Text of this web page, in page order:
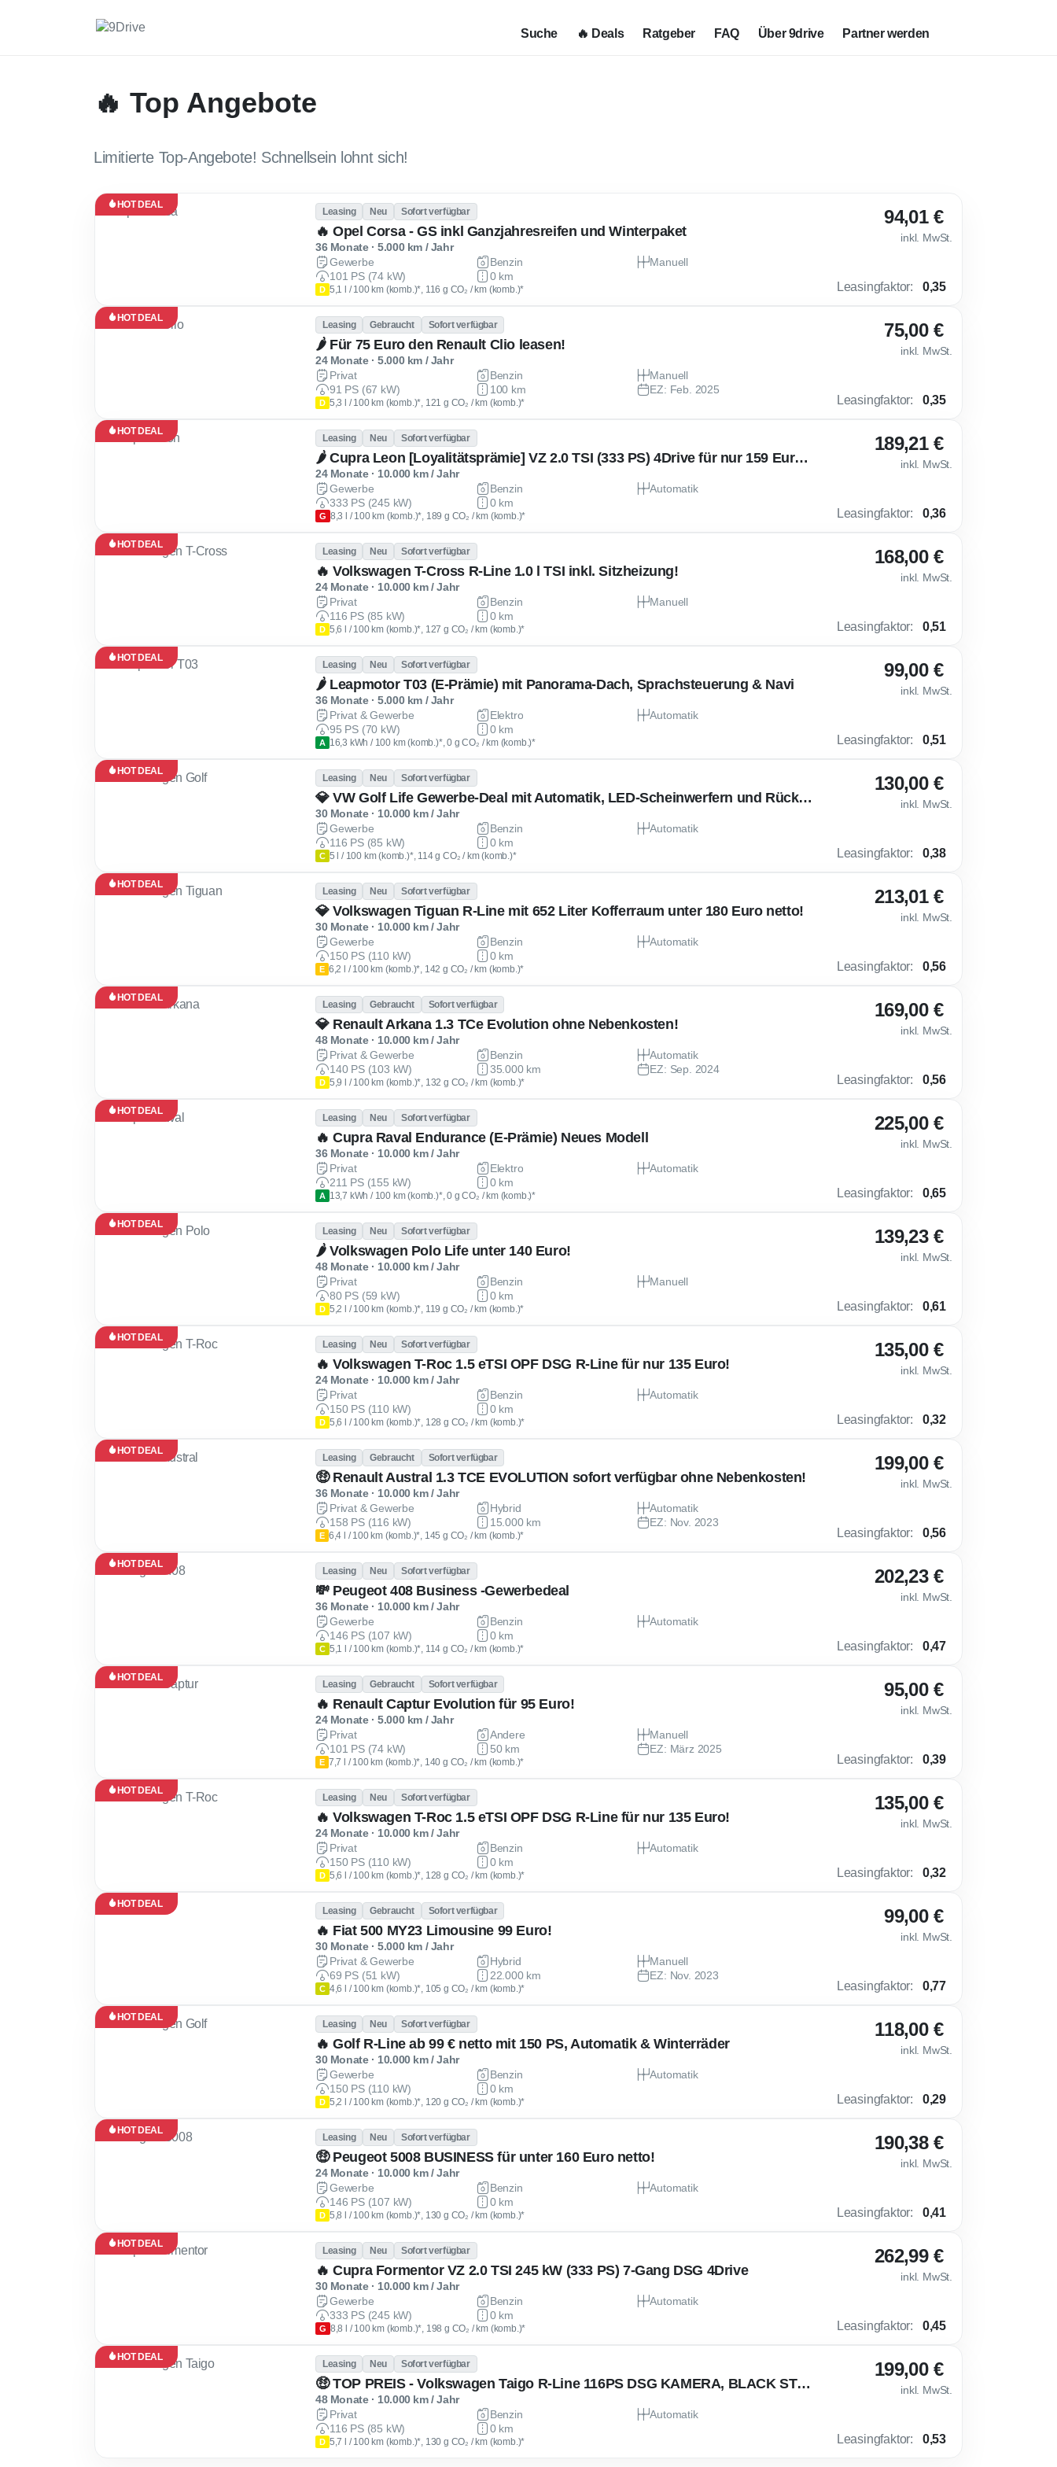
Suche 🔥 Deals Ratgeber FAQ Über 9drive Partner werden
🔥 Top Angebote
Limitierte Top-Angebote! Schnellsein lohnt sich!
HOT DEAL
Leasing Neu Sofort verfügbar
🔥 Opel Corsa - GS inkl Ganzjahresreifen und Winterpaket
36 Monate · 5.000 km / Jahr
Gewerbe
Benzin
Manuell
101 PS (74 kW)
0 km
D 5,1 l / 100 km (komb.)*, 116 g CO₂ / km (komb.)*
94,01 €
inkl. MwSt.
Leasingfaktor: 0,35
HOT DEAL
Leasing Gebraucht Sofort verfügbar
🌶 Für 75 Euro den Renault Clio leasen!
24 Monate · 5.000 km / Jahr
Privat
Benzin
Manuell
91 PS (67 kW)
100 km EZ: Feb. 2025
D 5,3 l / 100 km (komb.)*, 121 g CO₂ / km (komb.)*
75,00 €
inkl. MwSt.
Leasingfaktor: 0,35
HOT DEAL
Leasing Neu Sofort verfügbar
🌶 Cupra Leon [Loyalitätsprämie] VZ 2.0 TSI (333 PS) 4Drive für nur 159 Euro netto!
24 Monate · 10.000 km / Jahr
Gewerbe
Benzin
Automatik
333 PS (245 kW)
0 km
G 8,3 l / 100 km (komb.)*, 189 g CO₂ / km (komb.)*
189,21 €
inkl. MwSt.
Leasingfaktor: 0,36
HOT DEAL
Leasing Neu Sofort verfügbar
🔥 Volkswagen T-Cross R-Line 1.0 l TSI inkl. Sitzheizung!
24 Monate · 10.000 km / Jahr
Privat
Benzin
Manuell
116 PS (85 kW)
0 km
D 5,6 l / 100 km (komb.)*, 127 g CO₂ / km (komb.)*
168,00 €
inkl. MwSt.
Leasingfaktor: 0,51
HOT DEAL
Leasing Neu Sofort verfügbar
🌶 Leapmotor T03 (E-Prämie) mit Panorama-Dach, Sprachsteuerung & Navi
36 Monate · 5.000 km / Jahr
Privat & Gewerbe
Elektro
Automatik
95 PS (70 kW)
0 km
A 16,3 kWh / 100 km (komb.)*, 0 g CO₂ / km (komb.)*
99,00 €
inkl. MwSt.
Leasingfaktor: 0,51
HOT DEAL
Leasing Neu Sofort verfügbar
💎 VW Golf Life Gewerbe-Deal mit Automatik, LED-Scheinwerfern und Rückfahrkamera
30 Monate · 10.000 km / Jahr
Gewerbe
Benzin
Automatik
116 PS (85 kW)
0 km
C 5 l / 100 km (komb.)*, 114 g CO₂ / km (komb.)*
130,00 €
inkl. MwSt.
Leasingfaktor: 0,38
HOT DEAL
Leasing Neu Sofort verfügbar
💎 Volkswagen Tiguan R-Line mit 652 Liter Kofferraum unter 180 Euro netto!
30 Monate · 10.000 km / Jahr
Gewerbe
Benzin
Automatik
150 PS (110 kW)
0 km
E 6,2 l / 100 km (komb.)*, 142 g CO₂ / km (komb.)*
213,01 €
inkl. MwSt.
Leasingfaktor: 0,56
HOT DEAL
Leasing Gebraucht Sofort verfügbar
💎 Renault Arkana 1.3 TCe Evolution ohne Nebenkosten!
48 Monate · 10.000 km / Jahr
Privat & Gewerbe
Benzin
Automatik
140 PS (103 kW)
35.000 km EZ: Sep. 2024
D 5,9 l / 100 km (komb.)*, 132 g CO₂ / km (komb.)*
169,00 €
inkl. MwSt.
Leasingfaktor: 0,56
HOT DEAL
Leasing Neu Sofort verfügbar
🔥 Cupra Raval Endurance (E-Prämie) Neues Modell
36 Monate · 10.000 km / Jahr
Privat
Elektro
Automatik
211 PS (155 kW)
0 km
A 13,7 kWh / 100 km (komb.)*, 0 g CO₂ / km (komb.)*
225,00 €
inkl. MwSt.
Leasingfaktor: 0,65
HOT DEAL
Leasing Neu Sofort verfügbar
🌶 Volkswagen Polo Life unter 140 Euro!
48 Monate · 10.000 km / Jahr
Privat
Benzin
Manuell
80 PS (59 kW)
0 km
D 5,2 l / 100 km (komb.)*, 119 g CO₂ / km (komb.)*
139,23 €
inkl. MwSt.
Leasingfaktor: 0,61
HOT DEAL
Leasing Neu Sofort verfügbar
🔥 Volkswagen T-Roc 1.5 eTSI OPF DSG R-Line für nur 135 Euro!
24 Monate · 10.000 km / Jahr
Privat
Benzin
Automatik
150 PS (110 kW)
0 km
D 5,6 l / 100 km (komb.)*, 128 g CO₂ / km (komb.)*
135,00 €
inkl. MwSt.
Leasingfaktor: 0,32
HOT DEAL
Leasing Gebraucht Sofort verfügbar
🤑 Renault Austral 1.3 TCE EVOLUTION sofort verfügbar ohne Nebenkosten!
36 Monate · 10.000 km / Jahr
Privat & Gewerbe
Hybrid
Automatik
158 PS (116 kW)
15.000 km EZ: Nov. 2023
E 6,4 l / 100 km (komb.)*, 145 g CO₂ / km (komb.)*
199,00 €
inkl. MwSt.
Leasingfaktor: 0,56
HOT DEAL
Leasing Neu Sofort verfügbar
💸 Peugeot 408 Business -Gewerbedeal
36 Monate · 10.000 km / Jahr
Gewerbe
Benzin
Automatik
146 PS (107 kW)
0 km
C 5,1 l / 100 km (komb.)*, 114 g CO₂ / km (komb.)*
202,23 €
inkl. MwSt.
Leasingfaktor: 0,47
HOT DEAL
Leasing Gebraucht Sofort verfügbar
🔥 Renault Captur Evolution für 95 Euro!
24 Monate · 5.000 km / Jahr
Privat
Andere
Manuell
101 PS (74 kW)
50 km EZ: März 2025
E 7,7 l / 100 km (komb.)*, 140 g CO₂ / km (komb.)*
95,00 €
inkl. MwSt.
Leasingfaktor: 0,39
HOT DEAL
Leasing Neu Sofort verfügbar
🔥 Volkswagen T-Roc 1.5 eTSI OPF DSG R-Line für nur 135 Euro!
24 Monate · 10.000 km / Jahr
Privat
Benzin
Automatik
150 PS (110 kW)
0 km
D 5,6 l / 100 km (komb.)*, 128 g CO₂ / km (komb.)*
135,00 €
inkl. MwSt.
Leasingfaktor: 0,32
HOT DEAL
Leasing Gebraucht Sofort verfügbar
🔥 Fiat 500 MY23 Limousine 99 Euro!
30 Monate · 5.000 km / Jahr
Privat & Gewerbe
Hybrid
Manuell
69 PS (51 kW)
22.000 km EZ: Nov. 2023
C 4,6 l / 100 km (komb.)*, 105 g CO₂ / km (komb.)*
99,00 €
inkl. MwSt.
Leasingfaktor: 0,77
HOT DEAL
Leasing Neu Sofort verfügbar
🔥 Golf R-Line ab 99 € netto mit 150 PS, Automatik & Winterräder
30 Monate · 10.000 km / Jahr
Gewerbe
Benzin
Automatik
150 PS (110 kW)
0 km
D 5,2 l / 100 km (komb.)*, 120 g CO₂ / km (komb.)*
118,00 €
inkl. MwSt.
Leasingfaktor: 0,29
HOT DEAL
Leasing Neu Sofort verfügbar
🤑 Peugeot 5008 BUSINESS für unter 160 Euro netto!
24 Monate · 10.000 km / Jahr
Gewerbe
Benzin
Automatik
146 PS (107 kW)
0 km
D 5,8 l / 100 km (komb.)*, 130 g CO₂ / km (komb.)*
190,38 €
inkl. MwSt.
Leasingfaktor: 0,41
HOT DEAL
Leasing Neu Sofort verfügbar
🔥 Cupra Formentor VZ 2.0 TSI 245 kW (333 PS) 7-Gang DSG 4Drive
30 Monate · 10.000 km / Jahr
Gewerbe
Benzin
Automatik
333 PS (245 kW)
0 km
G 8,8 l / 100 km (komb.)*, 198 g CO₂ / km (komb.)*
262,99 €
inkl. MwSt.
Leasingfaktor: 0,45
HOT DEAL
Leasing Neu Sofort verfügbar
🤑 TOP PREIS - Volkswagen Taigo R-Line 116PS DSG KAMERA, BLACK STYLE
48 Monate · 10.000 km / Jahr
Privat
Benzin
Automatik
116 PS (85 kW)
0 km
D 5,7 l / 100 km (komb.)*, 130 g CO₂ / km (komb.)*
199,00 €
inkl. MwSt.
Leasingfaktor: 0,53